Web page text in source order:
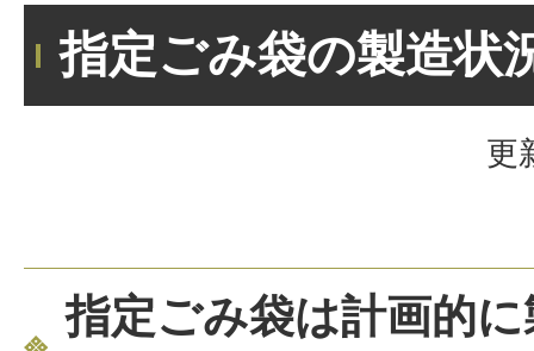
指定ごみ袋の製造状
更
指定ごみ袋は計画的